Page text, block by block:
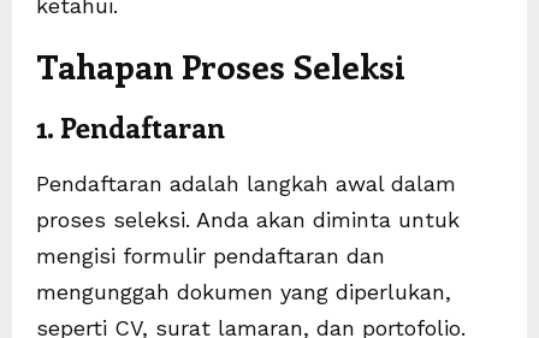
ketahui.
Tahapan Proses Seleksi
1. Pendaftaran
Pendaftaran adalah langkah awal dalam
proses seleksi. Anda akan diminta untuk
mengisi formulir pendaftaran dan
mengunggah dokumen yang diperlukan,
seperti CV, surat lamaran, dan portofolio.